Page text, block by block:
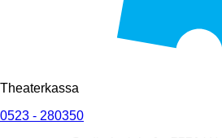
Theaterkassa
0523 - 280350